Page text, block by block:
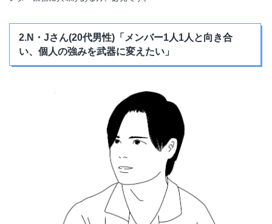
2.N・Jさん(20代男性)「メンバー1人1人と向き合
い、個人の強みを武器に変えたい」